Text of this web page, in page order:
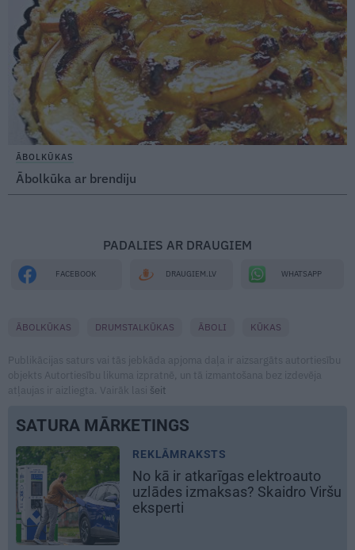
ĀBOLKŪKAS
Ābolkūka ar brendiju
PADALIES AR DRAUGIEM
FACEBOOK DRAUGIEM.LV WHATSAPP
ĀBOLKŪKAS DRUMSTALKŪKAS ĀBOLI KŪKAS
Publikācijas saturs vai tās jebkāda apjoma daļa ir aizsargāts autortiesību
objekts Autortiesību likuma izpratnē, un tā izmantošana bez izdevēja
atļaujas ir aizliegta. Vairāk lasi šeit
SATURA MĀRKETINGS
DEKO DISKUSIJAS
Cik maksā dizainers un –
kāpēc?